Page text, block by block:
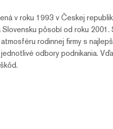
v roku 1993 v Českej
Slovensku pôsobí od roku
rodinnej firmy s
odbory podnikania.